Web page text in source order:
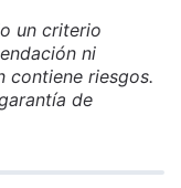
un criterio
ni
contiene riesgos.
de